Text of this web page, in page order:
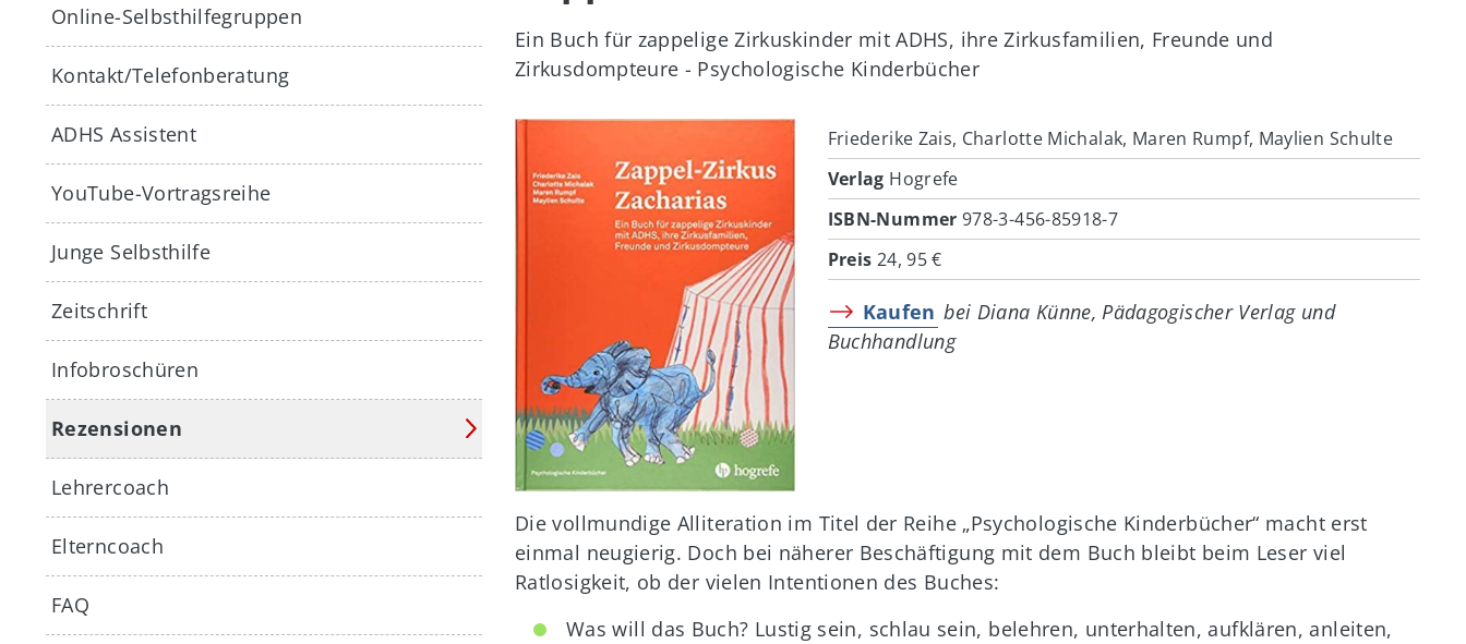
Ein Buch für zappelige Zirkuskinder mit ADHS, ihre Zirkusfamilien, Freunde und
Zirkusdompteure - Psychologische Kinderbücher
Image
Friederike Zais, Charlotte Michalak, Maren Rumpf, Maylien Schulte
Verlag Hogrefe
ISBN-Nummer 978-3-456-85918-7
Preis 24, 95 €
Kaufen bei Diana Künne, Pädagogischer Verlag und
Buchhandlung
Die vollmundige Alliteration im Titel der Reihe „Psychologische Kinderbücher“ macht erst
einmal neugierig. Doch bei näherer Beschäftigung mit dem Buch bleibt beim Leser viel
Ratlosigkeit, ob der vielen Intentionen des Buches:
Was will das Buch? Lustig sein, schlau sein, belehren, unterhalten, aufklären, anleiten,
Online-Selbsthilfegruppen
Kontakt/Telefonberatung
ADHS Assistent
YouTube-Vortragsreihe
Junge Selbsthilfe
Zeitschrift
Infobroschüren
Rezensionen
Lehrercoach
Elterncoach
FAQ